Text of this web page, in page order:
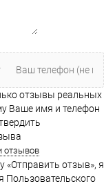
отзывы реальных
Ваше имя и телефон
отзывов
«Отправить отзыв», я
Пользовательского